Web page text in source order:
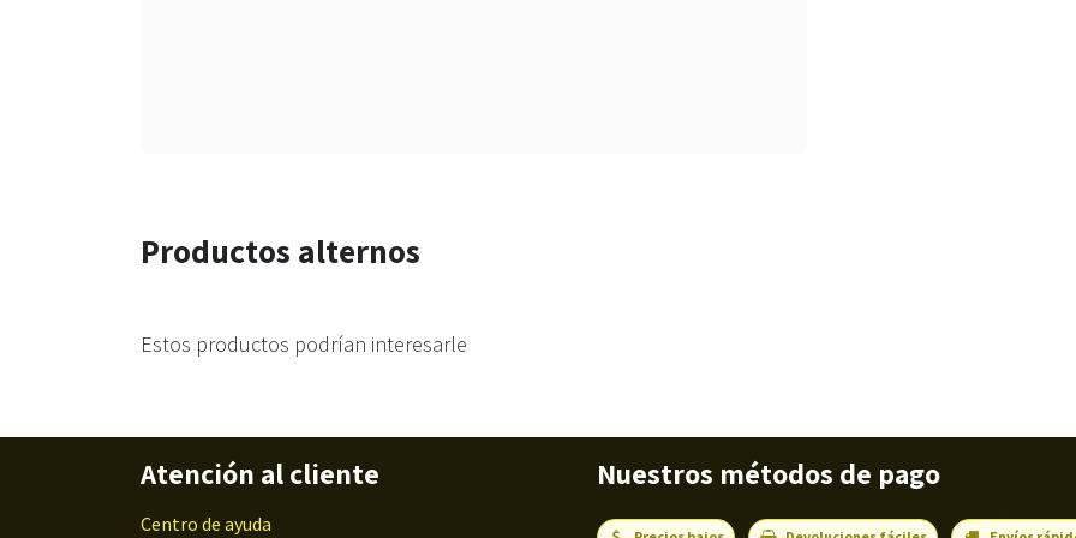
Productos alternos
Estos productos podrían interesarle
Atención al cliente
Centro de ayuda
Nuestros métodos de pago